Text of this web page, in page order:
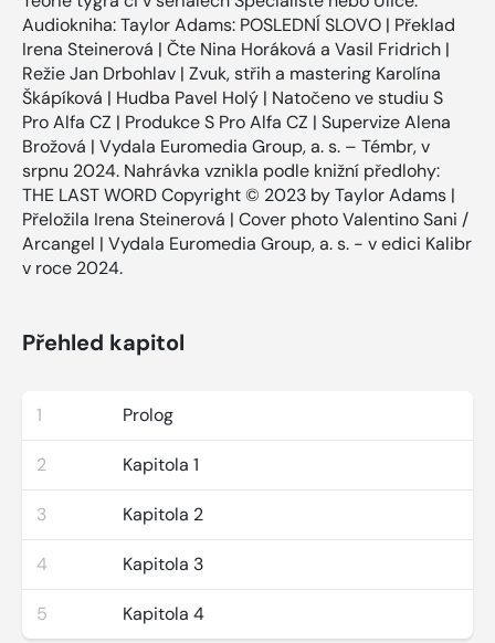
Audiokniha: Taylor Adams: POSLEDNÍ SLOVO | Překlad
Irena Steinerová | Čte Nina Horáková a Vasil Fridrich |
Režie Jan Drbohlav | Zvuk, střih a mastering Karolína
Škápíková | Hudba Pavel Holý | Natočeno ve studiu S
Pro Alfa CZ | Produkce S Pro Alfa CZ | Supervize Alena
Brožová | Vydala Euromedia Group, a. s. – Témbr, v
srpnu 2024. Nahrávka vznikla podle knižní předlohy:
THE LAST WORD Copyright © 2023 by Taylor Adams |
Přeložila Irena Steinerová | Cover photo Valentino Sani /
Arcangel | Vydala Euromedia Group, a. s. - v edici Kalibr
v roce 2024.
Přehled kapitol
1 Prolog
2 Kapitola 1
3 Kapitola 2
4 Kapitola 3
5 Kapitola 4